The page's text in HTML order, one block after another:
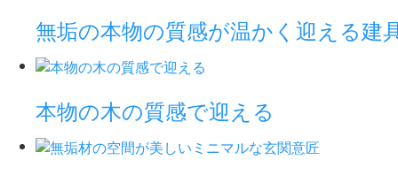
無垢の本物の質感が温かく迎える建
本物の木の質感で迎える